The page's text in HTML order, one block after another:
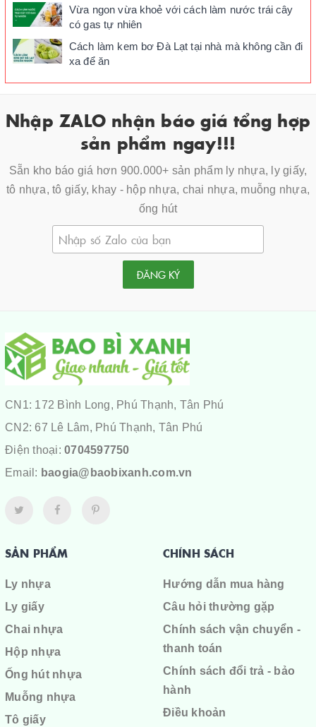
Vừa ngon vừa khoẻ với cách làm nước trái cây
có gas tự nhiên
Cách làm kem bơ Đà Lạt tại nhà mà không cần đi
xa để ăn
Nhập ZALO nhận báo giá tổng hợp
sản phẩm ngay!!!
Sẵn kho báo giá hơn 900.000+ sản phẩm ly nhựa, ly giấy,
tô nhựa, tô giấy, khay - hộp nhựa, chai nhựa, muỗng nhựa,
ống hút
ĐĂNG KÝ
CN1: 172 Bình Long, Phú Thạnh, Tân Phú
CN2: 67 Lê Lâm, Phú Thạnh, Tân Phú
Điện thoại: 0704597750
Email: baogia@baobixanh.com.vn
SẢN PHẨM
Ly nhựa
Ly giấy
Chai nhựa
Hộp nhựa
Ống hút nhựa
Muỗng nhựa
Tô giấy
CHÍNH SÁCH
Hướng dẫn mua hàng
Câu hỏi thường gặp
Chính sách vận chuyển -
thanh toán
Chính sách đổi trả - bảo
hành
Điều khoản